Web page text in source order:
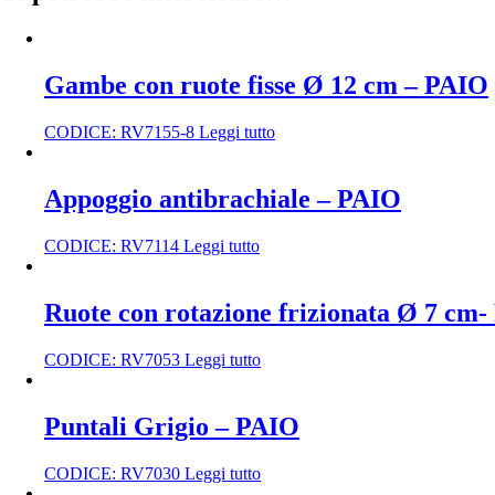
Gambe con ruote fisse Ø 12 cm – PAIO
CODICE: RV7155-8 Leggi tutto
Appoggio antibrachiale – PAIO
CODICE: RV7114 Leggi tutto
Ruote con rotazione frizionata Ø 7 cm-
CODICE: RV7053 Leggi tutto
Puntali Grigio – PAIO
CODICE: RV7030 Leggi tutto